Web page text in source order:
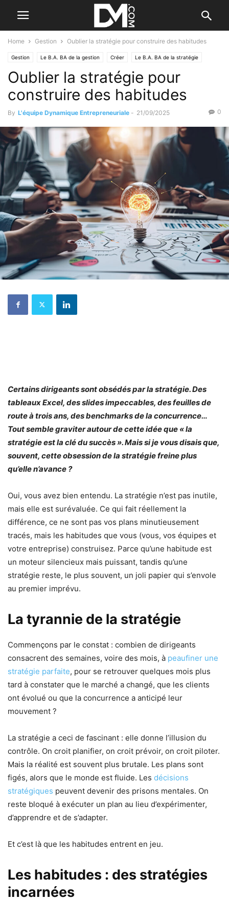
Home Gestion Oublier la stratégie pour construire des habitudes
Gestion Le B.A. BA de la gestion Créer Le B.A. BA de la stratégie
Les fautes de gestion
Oublier la stratégie pour
construire des habitudes
By L'équipe Dynamique Entrepreneuriale - 21/09/2025 0
Certains dirigeants sont obsédés par la stratégie. Des
tableaux Excel, des slides impeccables, des feuilles de
route à trois ans, des benchmarks de la concurrence…
Tout semble graviter autour de cette idée que « la
stratégie est la clé du succès ». Mais si je vous disais que,
souvent, cette obsession de la stratégie freine plus
qu’elle n’avance ?
Oui, vous avez bien entendu. La stratégie n’est pas inutile,
mais elle est surévaluée. Ce qui fait réellement la
différence, ce ne sont pas vos plans minutieusement
tracés, mais les habitudes que vous (vous, vos équipes et
votre entreprise) construisez. Parce qu’une habitude est
un moteur silencieux mais puissant, tandis qu’une
stratégie reste, le plus souvent, un joli papier qui s’envole
au premier imprévu.
La tyrannie de la stratégie
Commençons par le constat : combien de dirigeants
consacrent des semaines, voire des mois, à peaufiner une
stratégie parfaite, pour se retrouver quelques mois plus
tard à constater que le marché a changé, que les clients
ont évolué ou que la concurrence a anticipé leur
mouvement ?
La stratégie a ceci de fascinant : elle donne l’illusion du
contrôle. On croit planifier, on croit prévoir, on croit piloter.
Mais la réalité est souvent plus brutale. Les plans sont
figés, alors que le monde est fluide. Les décisions
stratégiques peuvent devenir des prisons mentales. On
reste bloqué à exécuter un plan au lieu d’expérimenter,
d’apprendre et de s’adapter.
Et c’est là que les habitudes entrent en jeu.
Les habitudes : des stratégies
incarnées